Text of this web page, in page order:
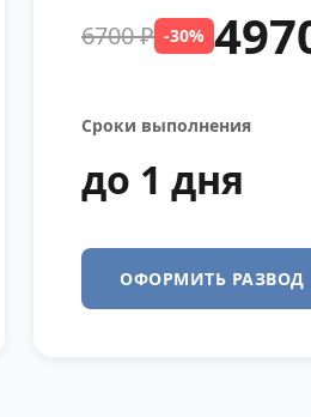
6700 ₽ -30%
Сроки выполнения
до 1 дня
ОФОРМИТЬ РАЗВОД